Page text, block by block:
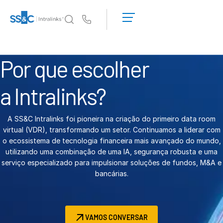
Por que a Intralinks
Segurança e confiança
APIs e implantação
Produtos
Deal
Centre AI
Solicite uma
Por que escolher
a Intralinks?
A SS&C Intralinks foi pioneira na criação do primeiro data room
virtual (VDR), transformando um setor. Continuamos a liderar com
o ecossistema de tecnologia financeira mais avançado do mundo,
utilizando uma combinação de uma IA, segurança robusta e uma
serviço especializado para impulsionar soluções de fundos, M&A e
bancárias.
VAMOS CONVERSAR